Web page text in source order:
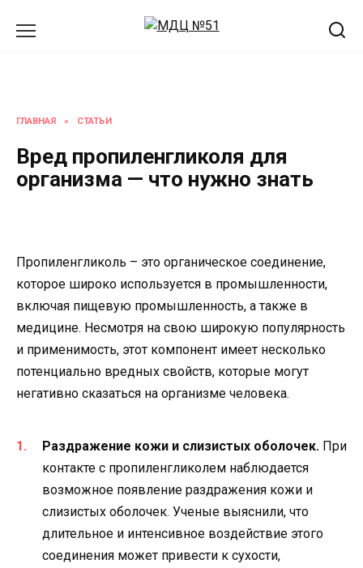
ГЛАВНАЯ » СТАТЬИ
Вред пропиленгликоля для
организма — что нужно знать
Пропиленгликоль – это органическое соединение,
которое широко используется в промышленности,
включая пищевую промышленность, а также в
медицине. Несмотря на свою широкую популярность
и применимость, этот компонент имеет несколько
потенциально вредных свойств, которые могут
негативно сказаться на организме человека.
Раздражение кожи и слизистых оболочек. При
контакте с пропиленгликолем наблюдается
возможное появление раздражения кожи и
слизистых оболочек. Ученые выяснили, что
длительное и интенсивное воздействие этого
соединения может привести к сухости,